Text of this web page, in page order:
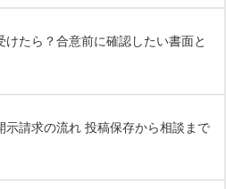
けたら？合意前に確認したい書面と
示請求の流れ 投稿保存から相談まで